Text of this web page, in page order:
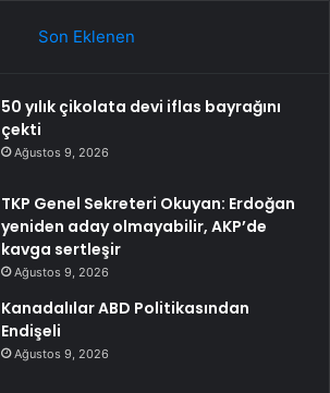
Son Eklenen
50 yılık çikolata devi iflas bayrağını
çekti
Ağustos 9, 2026
TKP Genel Sekreteri Okuyan: Erdoğan
yeniden aday olmayabilir, AKP’de
kavga sertleşir
Ağustos 9, 2026
Kanadalılar ABD Politikasından
Endişeli
Ağustos 9, 2026